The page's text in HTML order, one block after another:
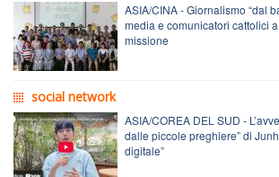
ASIA/CINA - Giornalismo “dal
media e comunicatori cattolici
missione
social network
ASIA/COREA DEL SUD -
dalle piccole preghiere” di
digitale”